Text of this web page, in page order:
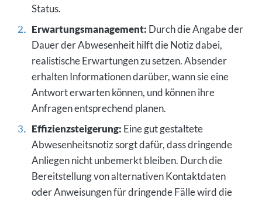
Status.
Erwartungsmanagement: Durch die Angabe der
Dauer der Abwesenheit hilft die Notiz dabei,
realistische Erwartungen zu setzen. Absender
erhalten Informationen darüber, wann sie eine
Antwort erwarten können, und können ihre
Anfragen entsprechend planen.
Effizienzsteigerung: Eine gut gestaltete
Abwesenheitsnotiz sorgt dafür, dass dringende
Anliegen nicht unbemerkt bleiben. Durch die
Bereitstellung von alternativen Kontaktdaten
oder Anweisungen für dringende Fälle wird die